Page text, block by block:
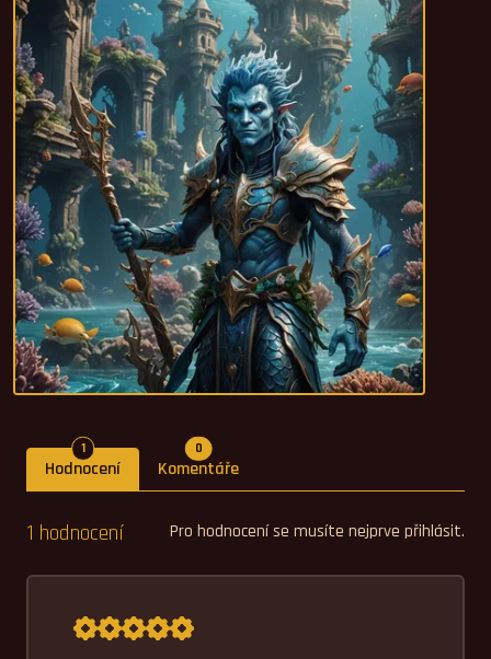
Hodnocení
1Počet hodnocení
Komentáře
0Počet komentářů
Pro hodnocení se musíte nejprve přihlásit.
1 hodnocení
Průměrné hodnocení 5,0.